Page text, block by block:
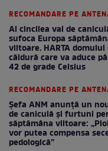
RECOMANDARE PE
Al cincilea val de
sufoca Europa
viitoare. HARTA domului
căldură care va aduce
42 de grade Celsius
RECOMANDARE PE
Șefa ANM anunță un
de caniculă și furtuni
săptămâna viitoare:
vor putea compensa
pedologică”